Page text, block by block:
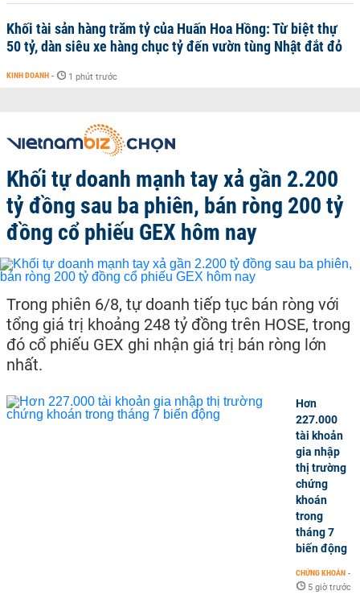
Khối tài sản hàng trăm tỷ của Huấn Hoa Hồng: Từ biệt thự
50 tỷ, dàn siêu xe hàng chục tỷ đến vườn tùng Nhật đắt đỏ
KINH DOANH - 1 phút trước
Khối tự doanh mạnh tay xả gần 2.200
tỷ đồng sau ba phiên, bán ròng 200 tỷ
đồng cổ phiếu GEX hôm nay
Trong phiên 6/8, tự doanh tiếp tục bán ròng với
tổng giá trị khoảng 248 tỷ đồng trên HOSE, trong
đó cổ phiếu GEX ghi nhận giá trị bán ròng lớn
nhất.
Hơn
227.000
tài khoản
gia nhập
thị trường
chứng
khoán
trong
tháng 7
biến động
CHỨNG KHOÁN -
5 giờ trước